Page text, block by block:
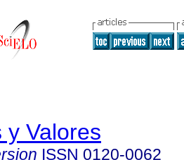
y Valores
ISSN 0120-0062